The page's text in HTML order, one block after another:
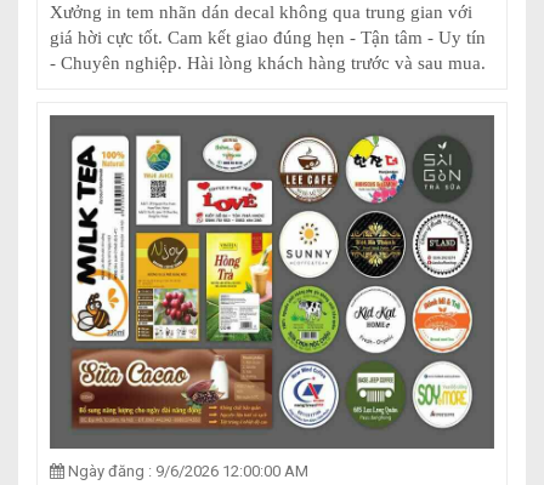
Xưởng in tem nhãn dán decal không qua trung gian với
giá hời cực tốt. Cam kết giao đúng hẹn - Tận tâm - Uy tín
- Chuyên nghiệp. Hài lòng khách hàng trước và sau mua.
Ngày đăng : 9/6/2026 12:00:00 AM